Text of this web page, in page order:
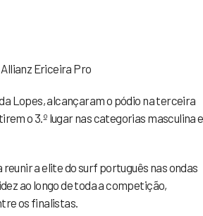
Ericeira Pro
Lopes, alcançaram o pódio na terceira
o 3.º lugar nas categorias masculina e
a elite do surf português nas ondas
ao longo de toda a competição,
os finalistas.